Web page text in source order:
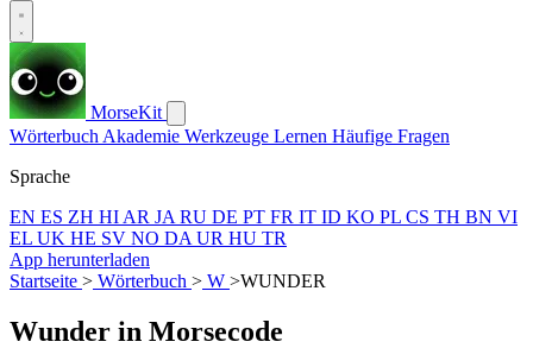
MorseKit
Wörterbuch Akademie Werkzeuge Lernen Häufige Fragen
Sprache
EN ES ZH HI AR JA RU DE PT FR IT ID KO PL CS TH BN VI
EL UK HE SV NO DA UR HU TR
App herunterladen
Startseite > Wörterbuch > W >WUNDER
Wunder in Morsecode